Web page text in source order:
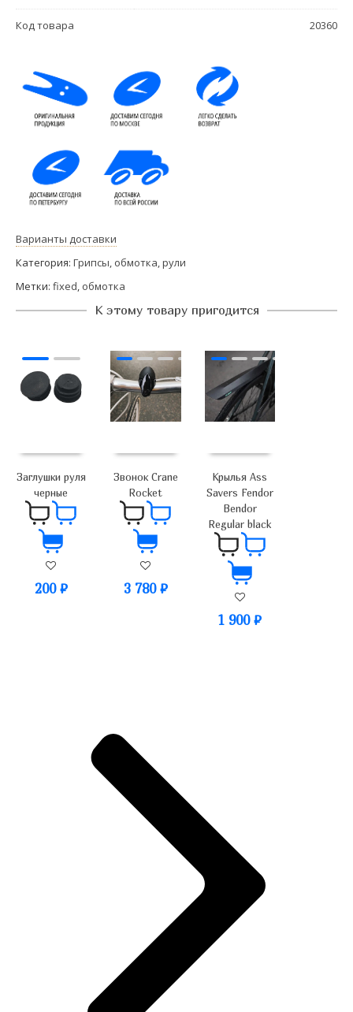
Код товара 20360
Варианты доставки
Категория: Грипсы, обмотка, рули
Метки: fixed, обмотка
К этому товару пригодится
Заглушки руля
черные
200 ₽
Звонок Crane
Rocket
3 780 ₽
Крылья Ass
Savers Fendor
Bendor
Regular black
1 900₽